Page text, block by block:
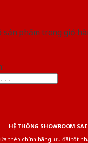
sản phẩm trong giỏ
HỆ THỐNG SHOWROOM
thép chính hãng ,ưu đãi tốt